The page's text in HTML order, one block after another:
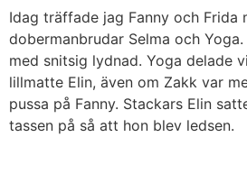
Idag träffade jag Fanny och Frida
dobermanbrudar Selma och
med snitsig lydnad. Yoga delade
lillmatte Elin, även om Zakk var
pussa på Fanny. Stackars Elin
tassen på så att hon blev ledsen.